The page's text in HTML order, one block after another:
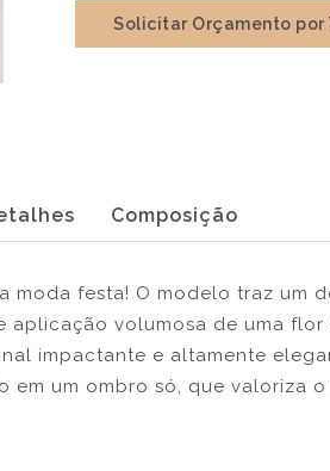
Solicitar Orçamento por
Composição
moda festa! O modelo traz um
aplicação volumosa de uma
impactante e altamente
em um ombro só, que valoriza